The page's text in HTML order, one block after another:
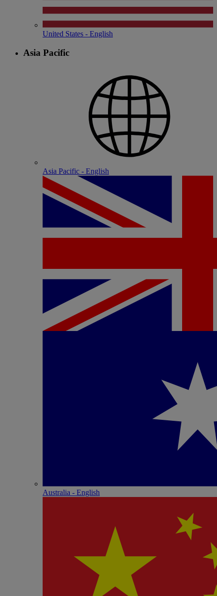
United States - English
Asia Pacific
Asia Pacific - English
Australia - English